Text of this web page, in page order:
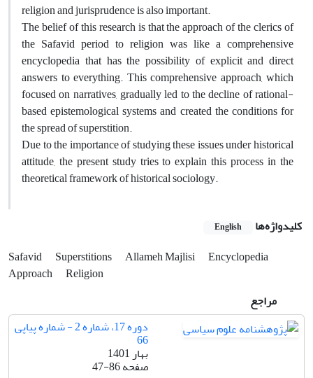
religion and jurisprudence is also important.
The belief of this research is that the approach of the clerics of
the Safavid period to religion was like a comprehensive
encyclopedia that has the possibility of explicit and direct
answers to everything. This comprehensive approach, which
focused on narratives, gradually led to the decline of rational-
based epistemological systems and created the conditions for
the spread of superstition.
Due to the importance of studying these issues under historical
attitude, the present study tries to explain this process in the
theoretical framework of historical sociology.
کلیدواژه‌ها English
Safavid Superstitions Allameh Majlisi
Encyclopedia
Approach
Religion
مراجع
دوره 17، شماره 2 - شماره پیاپی
66
بهار 1401
صفحه47-86